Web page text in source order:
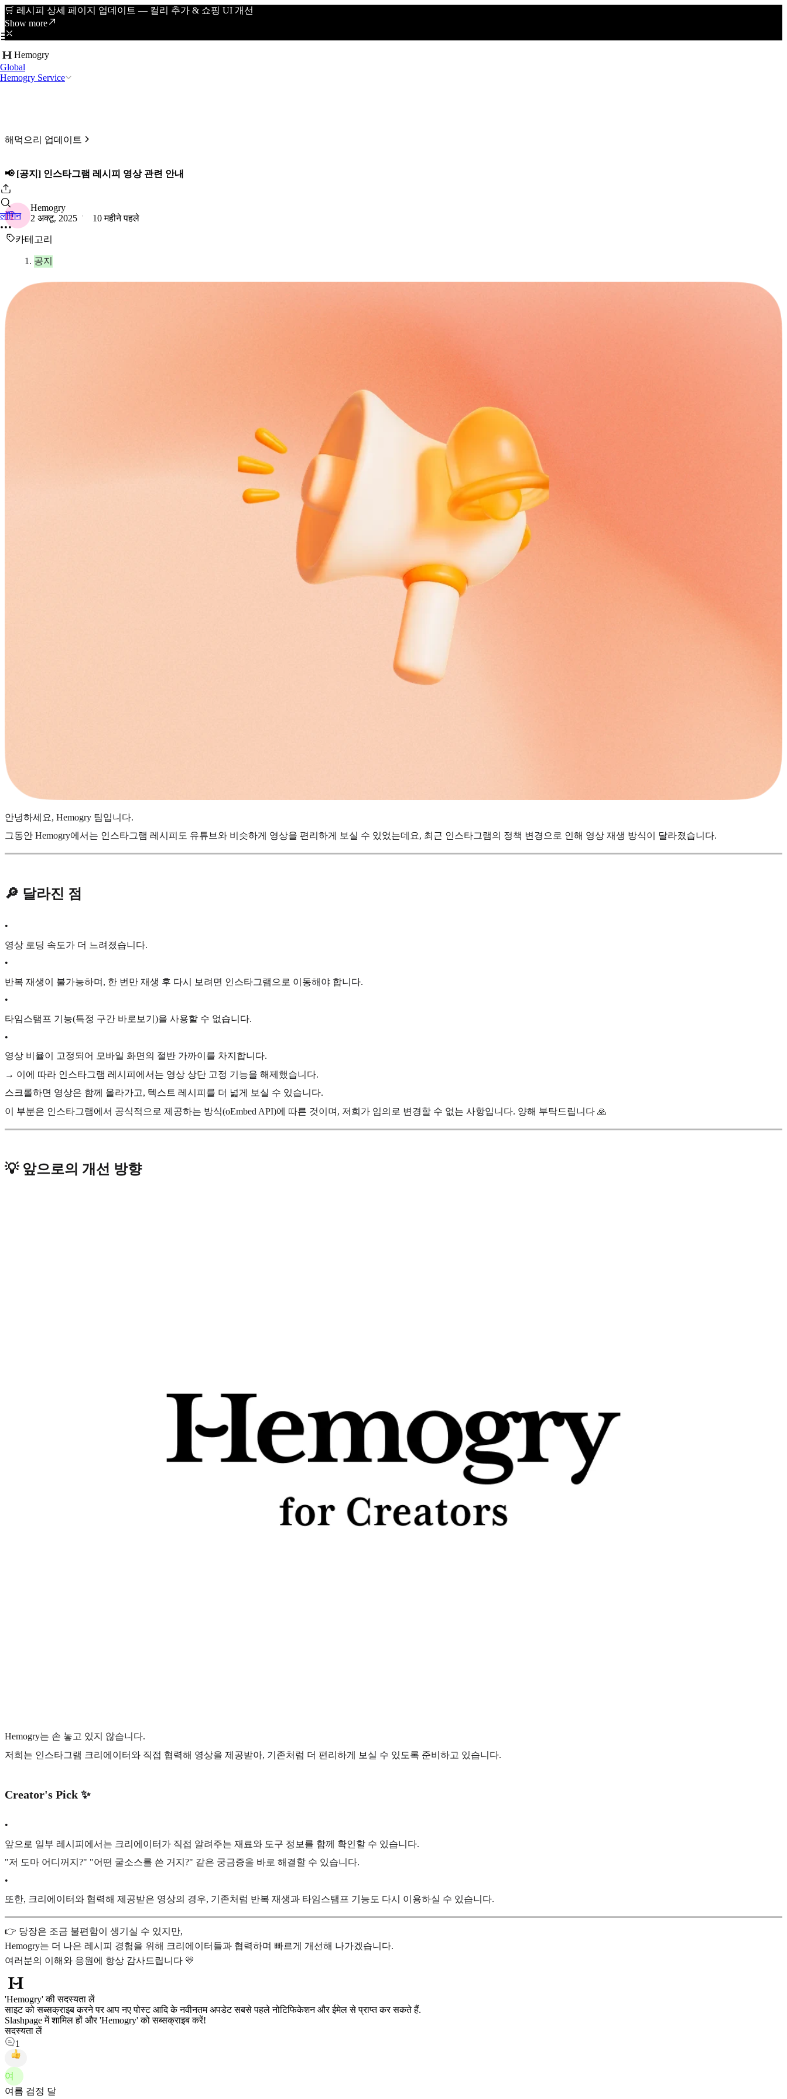
🛒 레시피 상세 페이지 업데이트 — 컬리 추가 & 쇼핑 UI 개선
Show more
Hemogry
Global
Hemogry Service
लॉगिन
해먹으리 업데이트
📢 [공지] 인스타그램 레시피 영상 관련 안내
H
Hemogry
2 अक्टू. 2025
10 महीने पहले
카테고리
공지
안녕하세요, Hemogry 팀입니다.
그동안 Hemogry에서는 인스타그램 레시피도 유튜브와 비슷하게 영상을 편리하게 보실 수 있었는데요, 최근 인스타그램의 정책 변경으로 인해 영상 재생 방식이 달라졌습니다.
🔎 달라진 점
•
영상 로딩 속도가 더 느려졌습니다.
•
반복 재생이 불가능하며, 한 번만 재생 후 다시 보려면 인스타그램으로 이동해야 합니다.
•
타임스탬프 기능(특정 구간 바로보기)을 사용할 수 없습니다.
•
영상 비율이 고정되어 모바일 화면의 절반 가까이를 차지합니다.
→ 이에 따라 인스타그램 레시피에서는 영상 상단 고정 기능을 해제했습니다.
스크롤하면 영상은 함께 올라가고, 텍스트 레시피를 더 넓게 보실 수 있습니다.
이 부분은 인스타그램에서 공식적으로 제공하는 방식(oEmbed API)에 따른 것이며, 저희가 임의로 변경할 수 없는 사항입니다. 양해 부탁드립니다 🙏
💡 앞으로의 개선 방향
Hemogry는 손 놓고 있지 않습니다.
저희는 인스타그램 크리에이터와 직접 협력해 영상을 제공받아, 기존처럼 더 편리하게 보실 수 있도록 준비하고 있습니다.
Creator's Pick ✨
•
앞으로 일부 레시피에서는 크리에이터가 직접 알려주는 재료와 도구 정보를 함께 확인할 수 있습니다.
"저 도마 어디꺼지?" "어떤 굴소스를 쓴 거지?" 같은 궁금증을 바로 해결할 수 있습니다.
•
또한, 크리에이터와 협력해 제공받은 영상의 경우, 기존처럼 반복 재생과 타임스탬프 기능도 다시 이용하실 수 있습니다.
👉 당장은 조금 불편함이 생기실 수 있지만,
Hemogry는 더 나은 레시피 경험을 위해 크리에이터들과 협력하며 빠르게 개선해 나가겠습니다.
여러분의 이해와 응원에 항상 감사드립니다 💛
'Hemogry' की सदस्यता लें
साइट को सब्सक्राइब करने पर आप नए पोस्ट आदि के नवीनतम अपडेट सबसे पहले नोटिफिकेशन और ईमेल से प्राप्त कर सकते हैं.
Slashpage में शामिल हों और 'Hemogry' को सब्सक्राइब करें!
सदस्यता लें
1
여
여름 검정 달